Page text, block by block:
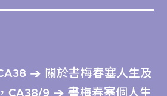
關於書梅春塞人生及
CA38/9
書梅春塞個人生